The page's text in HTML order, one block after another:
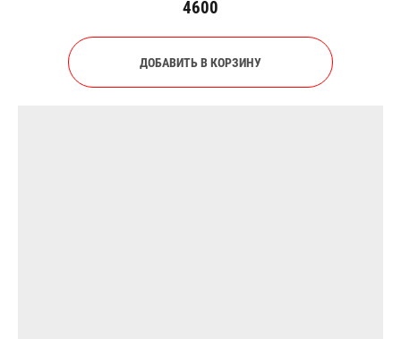
4600
ДОБАВИТЬ В КОРЗИНУ